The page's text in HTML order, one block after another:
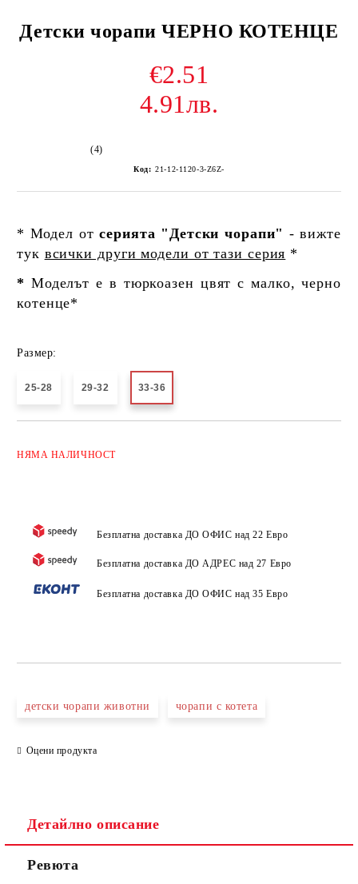
Детски чорапи ЧЕРНО КОТЕНЦЕ
€2.51
4.91лв.
(4)
Код: 21-12-1120-3-Z6Z-
* Модел отсерията "Детски чорапи" - вижте
тук всички други модели от тази серия *
* Моделът е в тюркоазен цвят с малко, черно
котенце*
Размер:
25-28 29-32 33-36
НЯМА НАЛИЧНОСТ
Безплатна доставка ДО ОФИС над 22 Евро
Безплатна доставка ДО АДРЕС над 27 Евро
Безплатна доставка ДО ОФИС над 35 Евро
детски чорапи животни чорапи с котета
Оцени продукта
Детайлно описание
Ревюта